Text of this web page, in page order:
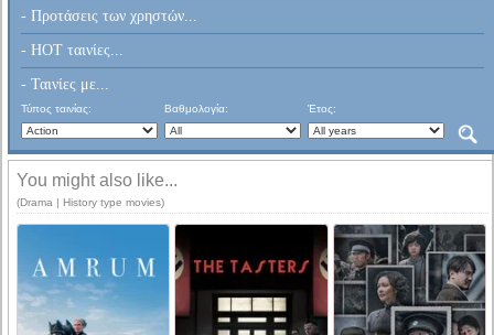
- Προτάσεις των χρηστών...
- HOT ταινίες...
- Ταινίες με...
Τύπος ταινίας: Βαθμολογία: Έτος:
You might also like...
(Drama | History type movies)